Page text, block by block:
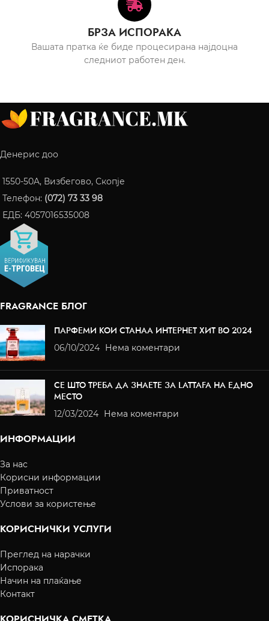
БРЗА ИСПОРАКА
Вашата пратка ќе биде процесирана најдоцна
следниот работен ден.
Денерис доо
1550-50A, Визбегово, Скопје
Телефон: (072) 73 33 98
ЕДБ: 4057016535008
FRAGRANCE БЛОГ
ПАРФЕМИ КОИ СТАНАА ИНТЕРНЕТ ХИТ ВО 2024
06/10/2024 Нема коментари
СЕ ШТО ТРЕБА ДА ЗНАЕТЕ ЗА LATTAFA НА ЕДНО
МЕСТО
12/03/2024 Нема коментари
ИНФОРМАЦИИ
За нас
Корисни информации
Приватност
Услови за користење
КОРИСНИЧКИ УСЛУГИ
Преглед на нарачки
Испорака
Начин на плаќање
Контакт